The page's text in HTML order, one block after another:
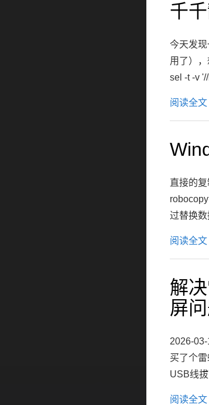
千
今天发
用了）
sel -t -v
阅读全文
直接的
过替换数
阅读全文
解
屏
2026-
买了个
USB线
阅读全文